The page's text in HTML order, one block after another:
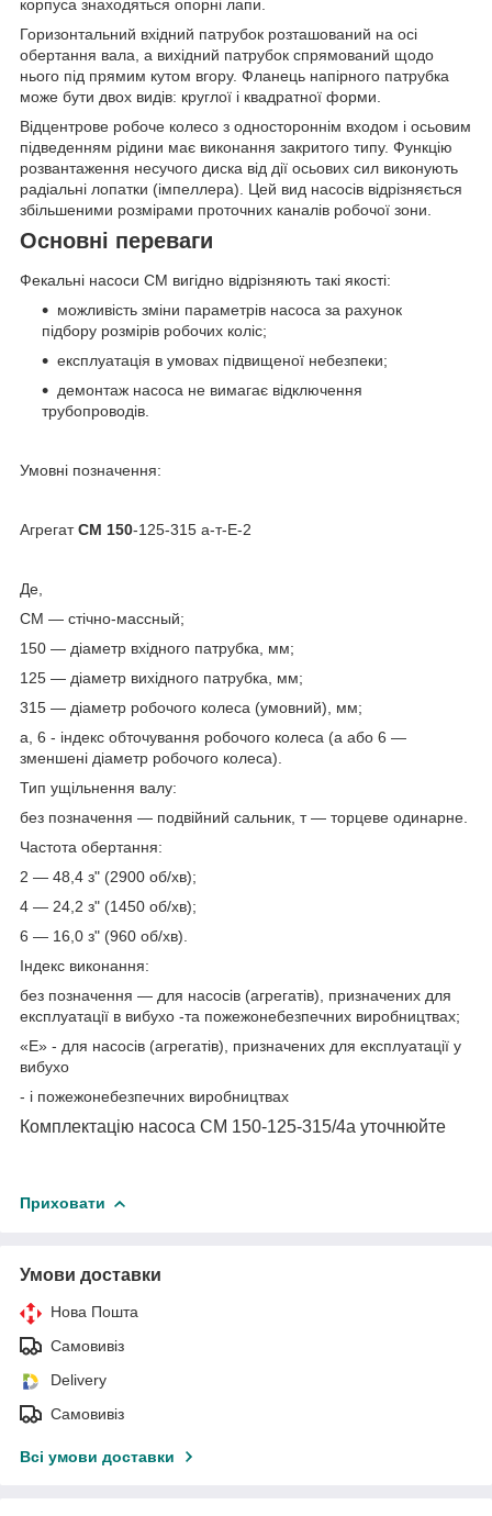
корпуса знаходяться опорні лапи.
Горизонтальний вхідний патрубок розташований на осі
обертання вала, а вихідний патрубок спрямований щодо
нього під прямим кутом вгору. Фланець напірного патрубка
може бути двох видів: круглої і квадратної форми.
Відцентрове робоче колесо з одностороннім входом і осьовим
підведенням рідини має виконання закритого типу. Функцію
розвантаження несучого диска від дії осьових сил виконують
радіальні лопатки (імпеллера). Цей вид насосів відрізняється
збільшеними розмірами проточних каналів робочої зони.
Основні переваги
Фекальні насоси СМ вигідно відрізняють такі якості:
можливість зміни параметрів насоса за рахунок
підбору розмірів робочих коліс;
експлуатація в умовах підвищеної небезпеки;
демонтаж насоса не вимагає відключення
трубопроводів.
Умовні позначення:
АгрегатСМ 150-125-315 а-т-Е-2
Де,
СМ — стічно-массный;
150 — діаметр вхідного патрубка, мм;
125 — діаметр вихідного патрубка, мм;
315 — діаметр робочого колеса (умовний), мм;
а, 6 - індекс обточування робочого колеса (а або 6 —
зменшені діаметр робочого колеса).
Тип ущільнення валу:
без позначення — подвійний сальник, т — торцеве одинарне.
Частота обертання:
2 — 48,4 з" (2900 об/хв);
4 — 24,2 з" (1450 об/хв);
6 — 16,0 з" (960 об/хв).
Індекс виконання:
без позначення — для насосів (агрегатів), призначених для
експлуатації в вибухо -та пожежонебезпечних виробництвах;
«Е» - для насосів (агрегатів), призначених для експлуатації у
вибухо
- і пожежонебезпечних виробництвах
Комплектацію насоса СМ 150-125-315/4а уточнюйте
Приховати
Умови доставки
Нова Пошта
Самовивіз
Delivery
Самовивіз
Всі умови доставки